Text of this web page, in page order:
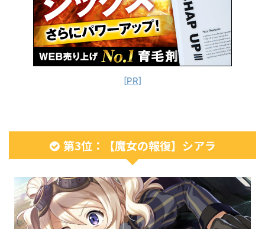
[PR]
第3位：【魔女の報復】シアラ